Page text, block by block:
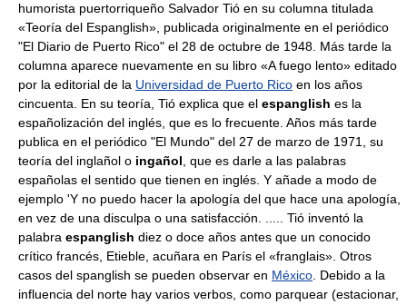
humorista puertorriqueño Salvador Tió en su columna titulada
«Teoría del Espanglish», publicada originalmente en el periódico
"El Diario de Puerto Rico" el 28 de octubre de 1948. Más tarde la
columna aparece nuevamente en su libro «A fuego lento» editado
por la editorial de la Universidad de Puerto Rico en los años
cincuenta. En su teoría, Tió explica que el espanglish es la
españolización del inglés, que es lo frecuente. Años más tarde
publica en el periódico "El Mundo" del 27 de marzo de 1971, su
teoría del inglañol o ingañol , que es darle a las palabras
españolas el sentido que tienen en inglés. Y añade a modo de
ejemplo 'Y no puedo hacer la apología del que hace una apología,
en vez de una disculpa o una satisfacción. ..... Tió inventó la
palabra espanglish diez o doce años antes que un conocido
crítico francés, Etieble, acuñara en París el «franglais». Otros
casos del spanglish se pueden observar en México . Debido a la
influencia del norte hay varios verbos, como parquear (estacionar,